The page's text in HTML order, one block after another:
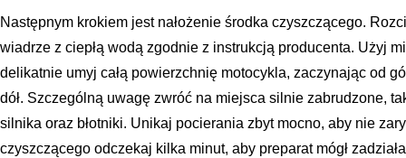
Następnym krokiem jest nałożenie środka czyszczącego.
wiadrze z ciepłą wodą zgodnie z instrukcją producenta. Użyj
delikatnie umyj całą powierzchnię motocykla, zaczynając od
dół. Szczególną uwagę zwróć na miejsca silnie zabrudzone,
silnika oraz błotniki. Unikaj pocierania zbyt mocno, aby nie
czyszczącego odczekaj kilka minut, aby preparat mógł